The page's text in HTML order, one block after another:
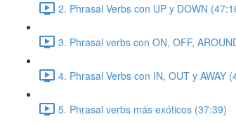
2. Phrasal Verbs con UP y DOWN
3. Phrasal verbs con ON, OFF,
4. Phrasal Verbs con IN, OUT y AWAY
5. Phrasal verbs más exóticos (37:39)